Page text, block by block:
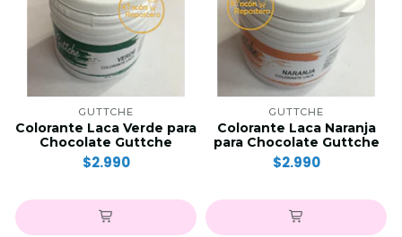
GUTTCHE
Colorante Laca Verde para
Chocolate Guttche
$2.990
GUTTCHE
Colorante Laca Naranja
para Chocolate Guttche
$2.990